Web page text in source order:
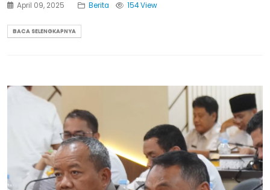
April 09, 2025 Berita 154 View
BACA SELENGKAPNYA